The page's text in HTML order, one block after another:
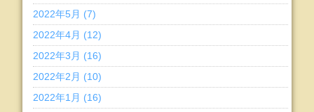
2022年5月 (7)
2022年4月 (12)
2022年3月 (16)
2022年2月 (10)
2022年1月 (16)